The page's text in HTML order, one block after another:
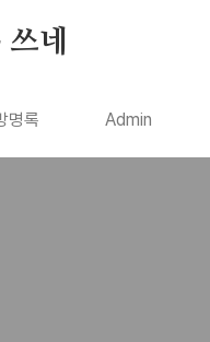
네
명록 Admin